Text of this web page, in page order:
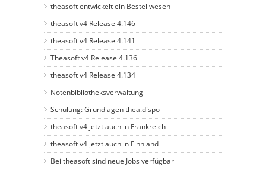
theasoft entwickelt ein Bestellwesen
theasoft v4 Release 4.146
theasoft v4 Release 4.141
Theasoft v4 Release 4.136
theasoft v4 Release 4.134
Notenbibliotheksverwaltung
Schulung: Grundlagen thea.dispo
theasoft v4 jetzt auch in Frankreich
theasoft v4 jetzt auch in Finnland
Bei theasoft sind neue Jobs verfügbar